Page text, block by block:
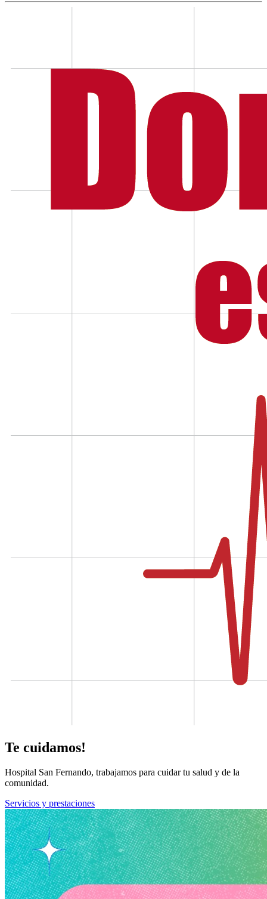
Te cuidamos!
Hospital San Fernando, trabajamos para cuidar tu salud y de la
comunidad.
Servicios y prestaciones